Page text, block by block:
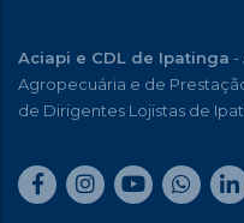
Aciapi e CDL de Ipatinga -
Agropecuária e de
de Dirigentes Lojistas de